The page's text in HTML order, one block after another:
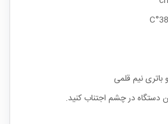
باتری نیم قلمی
دستگاه در چشم اجتناب کنید.